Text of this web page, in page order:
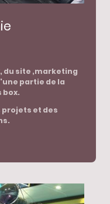
du site ,marketing
partie de la
box.
projets et des